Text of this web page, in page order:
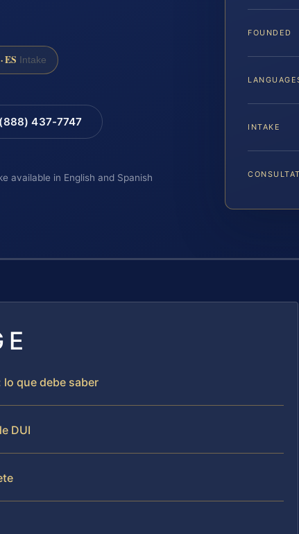
ES Intake
437-7747
available in English and Spanish
FOUNDED
INTAKE
lo que debe saber
DUI